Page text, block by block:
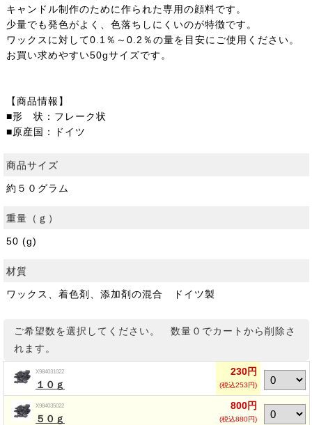
キャンドル制作のために作られた専用の顔料です。
少量でも発色がよく、色落ちしにくいのが特徴です。
ワックスに対して0.1％～0.2％の量を目安にご使用ください。
お買い求めやすい50gサイズです。
【商品情報】
■形 状：フレーク状
■原産国：ドイツ
商品サイズ
約５０グラム
重量（ｇ）
50 (g)
材質
ワックス、着色剤、添加剤の混合 ドイツ製
ご希望数を選択してください。 数量０でカートから削除さ
れます。
X984031022
１０ｇ
230円
(税込253円)
X984035022
５０ｇ
800円
(税込880円)